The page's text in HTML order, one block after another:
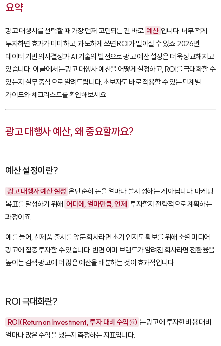
요약
광고 대행사를 선택할 때 가장 먼저 고민되는 건 바로 예산 입니다. 너무 적게
투자하면 효과가 미미하고, 과도하게 쓰면 ROI가 떨어질 수 있죠. 2026년,
데이터 기반 의사결정과 AI 기술의 발전으로 광고 예산 설정은 더욱 정교해지고
있습니다. 이 글에서는 광고 대행사 예산을 어떻게 설정하고, ROI를 극대화할 수
있는지 실무 중심으로 알려드립니다. 초보자도 바로 적용할 수 있는 단계별
가이드와 체크리스트를 확인해보세요.
광고 대행사 예산, 왜 중요할까요?
예산 설정이란?
광고 대행사 예산 설정 은 단순히 돈을 얼마나 쓸지 정하는 게 아닙니다. 마케팅
목표를 달성하기 위해 어디에, 얼마만큼, 언제 투자할지 전략적으로 계획하는
과정이죠.
예를 들어, 신제품 출시를 앞둔 회사라면 초기 인지도 확보를 위해 소셜 미디어
광고에 집중 투자할 수 있습니다. 반면 이미 브랜드가 알려진 회사라면 전환율을
높이는 검색 광고에 더 많은 예산을 배분하는 것이 효과적입니다.
ROI 극대화란?
ROI(Return on Investment, 투자 대비 수익률) 는 광고에 투자한 비용 대비
얼마나 많은 수익을 냈는지 측정하는 지표입니다.